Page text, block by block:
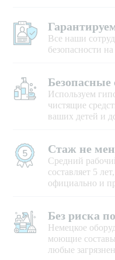
Все наши
безопасности
Безопасные
Используем
чистящие
ваших детей и
Стаж не
Средний
составляет 5
официально и
Без риска
Немецкое
моющие
любые